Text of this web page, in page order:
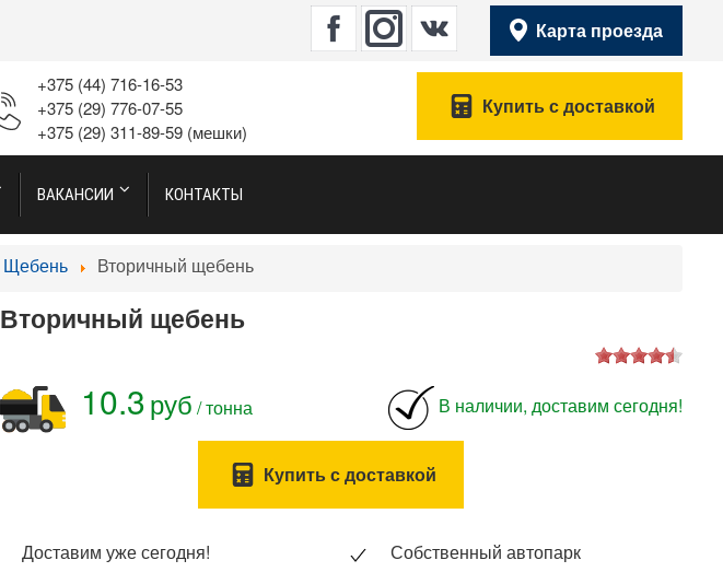
Карта проезда
+375 (44) 716-16-53
+375 (29) 776-07-55
+375 (29) 311-89-59 (мешки)
Купить с доставкой
ВАКАНСИИ КОНТАКТЫ
Щебень Вторичный щебень
Вторичный щебень
10.3руб / тонна В наличии, доставим сегодня!
Купить с доставкой
Доставим уже сегодня!
Собственный автопарк